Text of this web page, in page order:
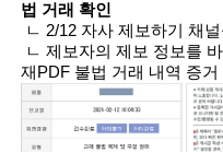
법 거래 확인
ㄴ 2/12 자사 제보하기 채
ㄴ 제보자의 제보 정보를
재PDF 불법 거래 내역 증거